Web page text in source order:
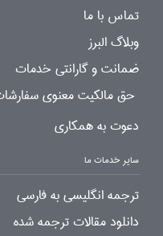
تماس با ما
وبلاگ البرز
ضمانت و گارانتی خدمات
حق مالکیت معنوی
دعوت به همکاری
سایر خدمات ما
ترجمه انگلیسی به فارسی
دانلود مقالات ترجمه شده